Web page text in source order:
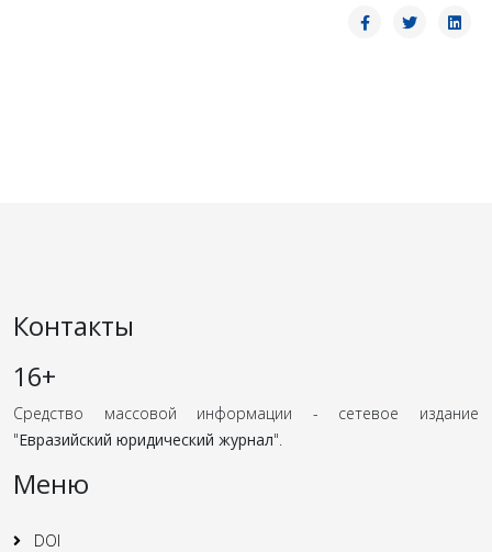
Контакты
16+
Средство массовой информации - сетевое издание
"Евразийский юридический журнал".
Меню
DOI